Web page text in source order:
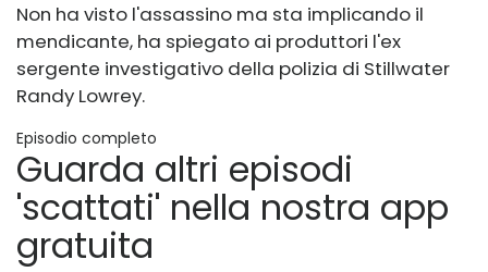
Non ha visto l'assassino ma sta implicando il
mendicante, ha spiegato ai produttori l'ex
sergente investigativo della polizia di Stillwater
Randy Lowrey.
Episodio completo
Guarda altri episodi
'scattati' nella nostra app
gratuita